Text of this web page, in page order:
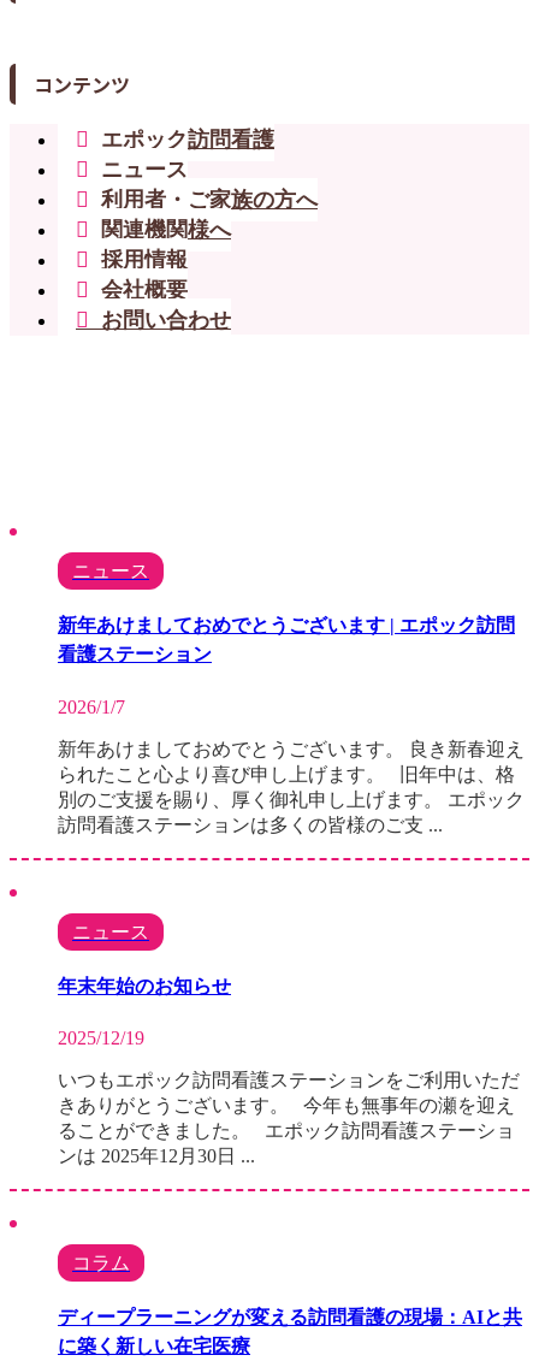
コンテンツ
エポック訪問看護
ニュース
利用者・ご家族の方へ
関連機関様へ
採用情報
会社概要
お問い合わせ
ニュース
新年あけましておめでとうございます | エポック訪問
看護ステーション
2026/1/7
新年あけましておめでとうございます。 良き新春迎え
られたこと心より喜び申し上げます。 旧年中は、格
別のご支援を賜り、厚く御礼申し上げます。 エポック
訪問看護ステーションは多くの皆様のご支 ...
ニュース
年末年始のお知らせ
2025/12/19
いつもエポック訪問看護ステーションをご利用いただ
きありがとうございます。 今年も無事年の瀬を迎え
ることができました。 エポック訪問看護ステーショ
ンは 2025年12月30日 ...
コラム
ディープラーニングが変える訪問看護の現場：AIと共
に築く新しい在宅医療